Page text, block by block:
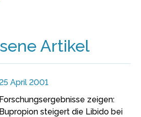
Artikel
25 April 2001
Forschungsergebnisse zeigen:
Bupropion steigert die Libido bei